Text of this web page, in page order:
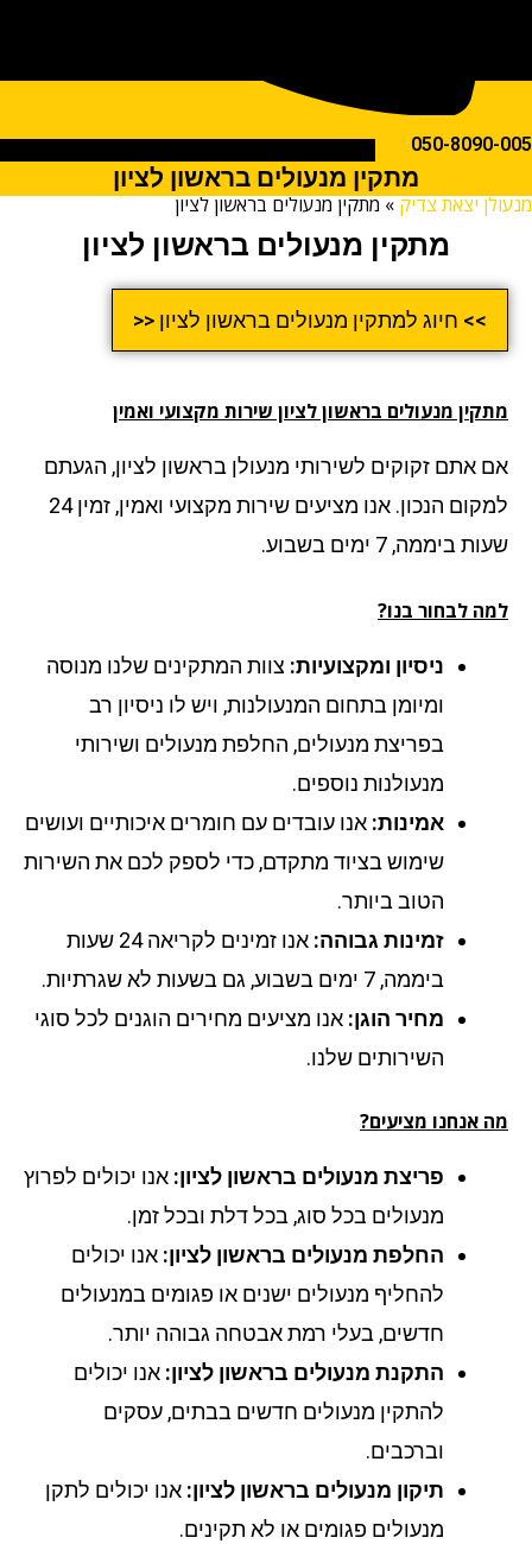
050-
מתקין מנעולים בראשון לציון
יצאת צדיק»מתקין מנעולים בראשון לציון
מתקין מנעולים בראשון לציון
>> חיוג למתקין מנעולים בראשון לציון <<
מנעולים בראשון לציון שירות מקצועי ואמין
אתם זקוקים לשירותי מנעולן בראשון לציון, הגעתם
למקום הנכון. אנו מציעים שירות מקצועי ואמין, זמין 24
ביממה, 7 ימים בשבוע.
לבחור בנו?
ניסיון ומקצועיות:צוות המתקינים שלנו מנוסה
ומיומן בתחום המנעולנות, ויש לו ניסיון רב
בפריצת מנעולים, החלפת מנעולים ושירותי
מנעולנות נוספים.
אמינות:אנו עובדים עם חומרים איכותיים ועושים
שימוש בציוד מתקדם, כדי לספק לכם את השירות
הטוב ביותר.
זמינות גבוהה:
אנו זמינים לקריאה 24 שעות
ביממה, 7 ימים בשבוע, גם בשעות לא שגרתיות.
מחיר הוגן: אנו מציעים מחירים הוגנים לכל סוגי
השירותים שלנו.
אנחנו מציעים?
פריצת מנעולים בראשון לציון:אנו יכולים לפרוץ
מנעולים בכל סוג, בכל דלת ובכל זמן.
החלפת מנעולים בראשון לציון:אנו יכולים
להחליף מנעולים ישנים או פגומים במנעולים
חדשים, בעלי רמת אבטחה גבוהה יותר.
התקנת מנעולים בראשון לציון:אנו יכולים
להתקין מנעולים חדשים בבתים, עסקים
וברכבים.
תיקון מנעולים בראשון לציון:אנו יכולים לתקן
מנעולים פגומים או לא תקינים.